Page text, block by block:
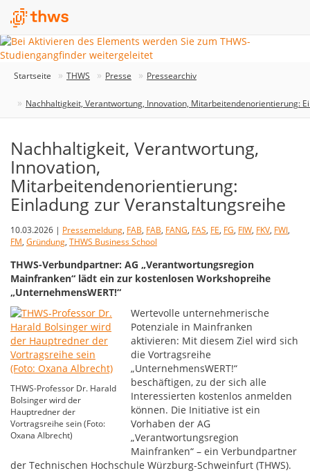
Startseite THWS Presse Pressearchiv
Nachhaltigkeit, Verantwortung, Innovation, Mitarbeitendenorientierung:
Nachhaltigkeit, Verantwortung,
Innovation,
Mitarbeitendenorientierung:
Einladung zur Veranstaltungsreihe
10.03.2026 | Pressemeldung, FAB, FAB, FANG, FAS, FE, FG, FIW, FKV, FWI,
FM, Gründung, THWS Business School
THWS-Verbundpartner: AG „Verantwortungsregion
Mainfranken“ lädt ein zur kostenlosen Workshopreihe
„UnternehmensWERT!“
THWS-Professor Dr. Harald
Bolsinger wird der
Hauptredner der
Vortragsreihe sein (Foto:
Oxana Albrecht)
Wertevolle unternehmerische
Potenziale in Mainfranken
aktivieren: Mit diesem Ziel wird sich
die Vortragsreihe
„UnternehmensWERT!“
beschäftigen, zu der sich alle
Interessierten kostenlos anmelden
können. Die Initiative ist ein
Vorhaben der AG
„Verantwortungsregion
Mainfranken“ – ein Verbundpartner
der Technischen Hochschule Würzburg-Schweinfurt (THWS).